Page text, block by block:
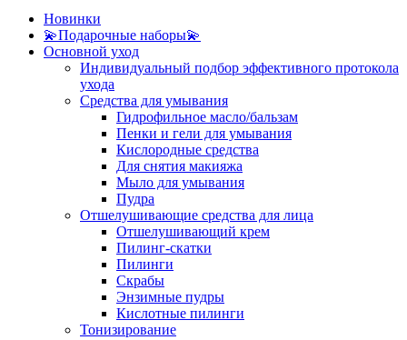
Новинки
💫Подарочные наборы💫
Основной уход
Индивидуальный подбор эффективного протокола
ухода
Средства для умывания
Гидрофильное масло/бальзам
Пенки и гели для умывания
Кислородные средства
Для снятия макияжа
Мыло для умывания
Пудра
Отшелушивающие средства для лица
Отшелушивающий крем
Пилинг-скатки
Пилинги
Скрабы
Энзимные пудры
Кислотные пилинги
Тонизирование